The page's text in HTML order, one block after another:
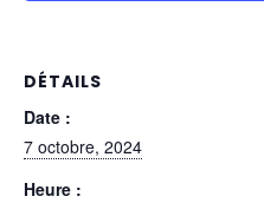
DÉTAILS
Date :
7 octobre, 2024
Heure :